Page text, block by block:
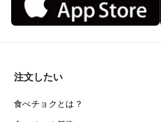
注文したい
食べチョクとは？